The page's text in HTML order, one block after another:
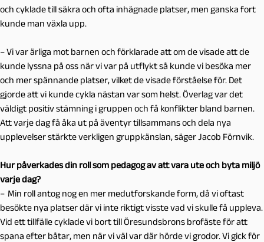
och cyklade till säkra och ofta inhägnade platser, men ganska fort
kunde man växla upp.
– Vi var ärliga mot barnen och förklarade att om de visade att de
kunde lyssna på oss när vi var på utflykt så kunde vi besöka mer
och mer spännande platser, vilket de visade förståelse för. Det
gjorde att vi kunde cykla nästan var som helst. Överlag var det
väldigt positiv stämning i gruppen och få konflikter bland barnen.
Att varje dag få åka ut på äventyr tillsammans och dela nya
upplevelser stärkte verkligen gruppkänslan, säger Jacob Förnvik.
Hur påverkades din roll som pedagog av att vara ute och byta miljö
varje dag?
– Min roll antog nog en mer medutforskande form, då vi oftast
besökte nya platser där vi inte riktigt visste vad vi skulle få uppleva.
Vid ett tillfälle cyklade vi bort till Öresundsbrons brofäste för att
spana efter båtar, men när vi väl var där hörde vi grodor. Vi gick för